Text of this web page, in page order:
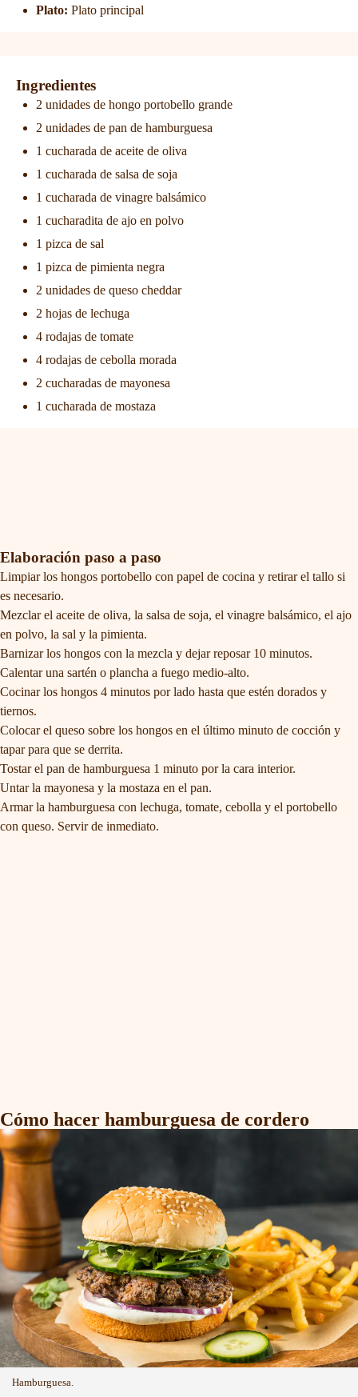
Plato: Plato principal
Ingredientes
2 unidades de hongo portobello grande
2 unidades de pan de hamburguesa
1 cucharada de aceite de oliva
1 cucharada de salsa de soja
1 cucharada de vinagre balsámico
1 cucharadita de ajo en polvo
1 pizca de sal
1 pizca de pimienta negra
2 unidades de queso cheddar
2 hojas de lechuga
4 rodajas de tomate
4 rodajas de cebolla morada
2 cucharadas de mayonesa
1 cucharada de mostaza
Elaboración paso a paso
Limpiar los hongos portobello con papel de cocina y retirar el tallo si
es necesario.
Mezclar el aceite de oliva, la salsa de soja, el vinagre balsámico, el ajo
en polvo, la sal y la pimienta.
Barnizar los hongos con la mezcla y dejar reposar 10 minutos.
Calentar una sartén o plancha a fuego medio-alto.
Cocinar los hongos 4 minutos por lado hasta que estén dorados y
tiernos.
Colocar el queso sobre los hongos en el último minuto de cocción y
tapar para que se derrita.
Tostar el pan de hamburguesa 1 minuto por la cara interior.
Untar la mayonesa y la mostaza en el pan.
Armar la hamburguesa con lechuga, tomate, cebolla y el portobello
con queso. Servir de inmediato.
Cómo hacer hamburguesa de cordero
Hamburguesa.